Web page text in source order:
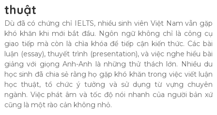
thuật
Dù đã có chứng chỉ IELTS, nhiều sinh viên Việt Nam vẫn gặp
khó khăn khi mới bắt đầu. Ngôn ngữ không chỉ là công cụ
giao tiếp mà còn là chìa khóa để tiếp cận kiến thức. Các bài
luận (essay), thuyết trình (presentation), và việc nghe hiểu bài
giảng với giọng Anh-Anh là những thử thách lớn. Nhiều du
học sinh đã chia sẻ rằng họ gặp khó khăn trong việc viết luận
học thuật, tổ chức ý tưởng và sử dụng từ vựng chuyên
ngành. Việc phát âm và tốc độ nói nhanh của người bản xứ
cũng là một rào cản không nhỏ.